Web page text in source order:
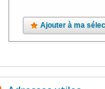
Ajouter à ma